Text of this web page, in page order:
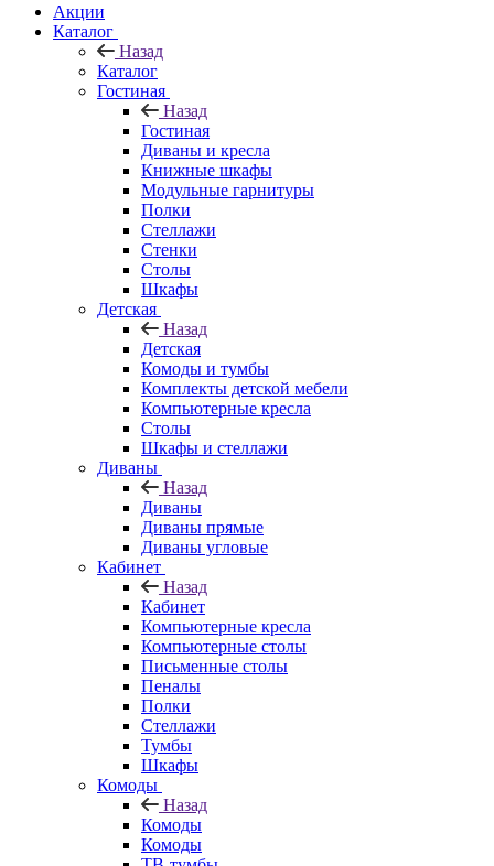
Акции
Каталог
Назад
Каталог
Гостиная
Назад
Гостиная
Диваны и кресла
Книжные шкафы
Модульные гарнитуры
Полки
Стеллажи
Стенки
Столы
Шкафы
Детская
Назад
Детская
Комоды и тумбы
Комплекты детской мебели
Компьютерные кресла
Столы
Шкафы и стеллажи
Диваны
Назад
Диваны
Диваны прямые
Диваны угловые
Кабинет
Назад
Кабинет
Компьютерные кресла
Компьютерные столы
Письменные столы
Пеналы
Полки
Стеллажи
Тумбы
Шкафы
Комоды
Назад
Комоды
Комоды